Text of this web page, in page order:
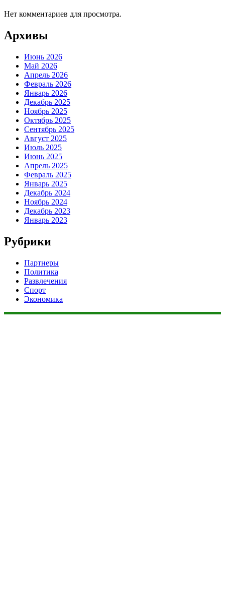
Нет комментариев для просмотра.
Архивы
Июнь 2026
Май 2026
Апрель 2026
Февраль 2026
Январь 2026
Декабрь 2025
Ноябрь 2025
Октябрь 2025
Сентябрь 2025
Август 2025
Июль 2025
Июнь 2025
Апрель 2025
Февраль 2025
Январь 2025
Декабрь 2024
Ноябрь 2024
Декабрь 2023
Январь 2023
Рубрики
Партнеры
Политика
Развлечения
Спорт
Экономика